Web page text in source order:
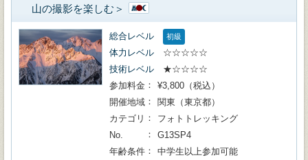
山の撮影を楽しむ＞
総合レベル 初級
体力レベル
☆☆☆☆☆
技術レベル
★☆☆☆☆
参加料金
¥3,800（税込）
開催地域
関東（東京都）
カテゴリ
フォトトレッキング
No.
G13SP4
年齢条件
中学生以上参加可能